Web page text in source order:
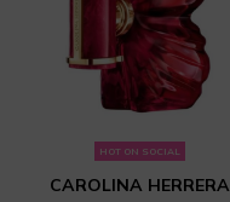
HOT ON SOCIAL
CAROLINA HERRERA